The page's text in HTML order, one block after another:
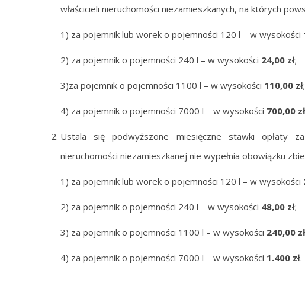
właścicieli nieruchomości niezamieszkanych, na których
1) za pojemnik lub worek o pojemności 120 l – w wysokości
2) za pojemnik o pojemności 240 l – w wysokości 24,00 zł;
3)za pojemnik o pojemności 1100 l – w wysokości 110,00 zł;
4) za pojemnik o pojemności 7000 l – w wysokości 700,00 zł
Ustala się podwyższone miesięczne stawki opłaty
nieruchomości niezamieszkanej nie wypełnia obowiązku
1) za pojemnik lub worek o pojemności 120 l – w wysokości
2) za pojemnik o pojemności 240 l – w wysokości 48,00 zł;
3) za pojemnik o pojemności 1100 l – w wysokości 240,00 zł
4) za pojemnik o pojemności 7000 l – w wysokości 1.400 zł.